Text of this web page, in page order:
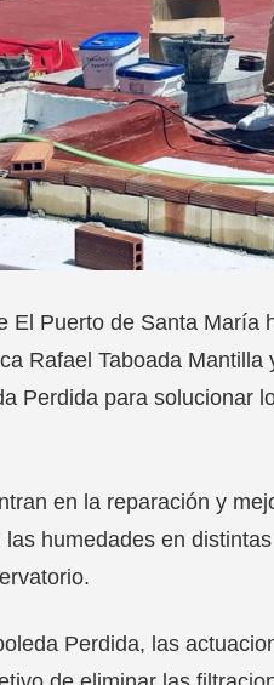
El Puerto de Santa
Rafael Taboada
Perdida para solucionar
en la reparación y
humedades en
Perdida, las